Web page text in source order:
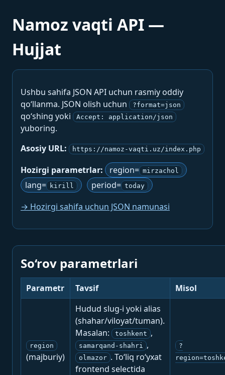
Namoz vaqti API —
Hujjat
Ushbu sahifa JSON API uchun rasmiy oddiy
qo‘llanma. JSON olish uchun
?format=json
qo‘shing yoki Accept: application/json
yuboring.
Asosiy URL:
https://namoz-vaqti.uz/index.php
Hozirgi parametrlar: region= mirzachol
lang= kirill period= today
→ Hozirgi sahifa uchun JSON namunasi
So‘rov parametrlari
Parametr Tavsif Misol
region
(majburiy)
Hudud slug-i yoki alias
(shahar/viloyat/tuman).
Masalan:
toshkent ,
samarqand-shahri ,
olmazor . To‘liq ro‘yxat
frontend selectida
?